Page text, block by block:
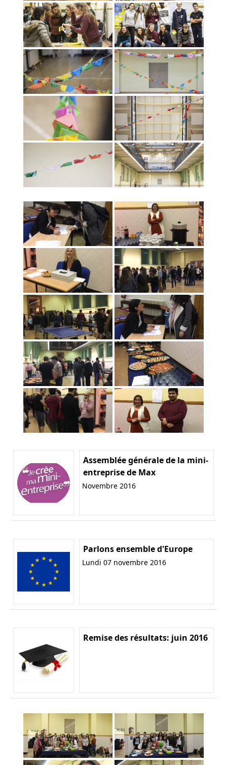
Assemblée générale de la mini-
entreprise de Max
Novembre 2016
Parlons ensemble d'Europe
Lundi 07 novembre 2016
Remise des résultats: juin 2016